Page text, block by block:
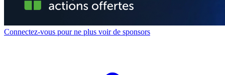
Connectez-vous pour ne plus voir de sponsors